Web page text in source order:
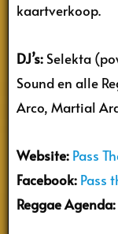
kaartverkoop.
DJ’s: Selekta
Sound en alle
Arco, Martial
Website: Pass
Facebook: Pass
Reggae Agenda: